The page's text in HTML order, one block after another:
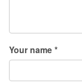
Your name *